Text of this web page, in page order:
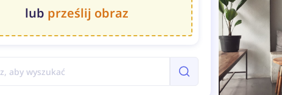
lub prześlij obraz